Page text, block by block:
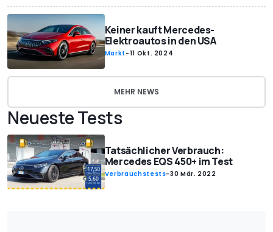
Keiner kauft Mercedes-
Elektroautos in den USA
Markt -11 Okt. 2024
MEHR NEWS
Neueste Tests
Tatsächlicher Verbrauch:
Mercedes EQS 450+ im Test
Verbrauchstests-30 Mär. 2022